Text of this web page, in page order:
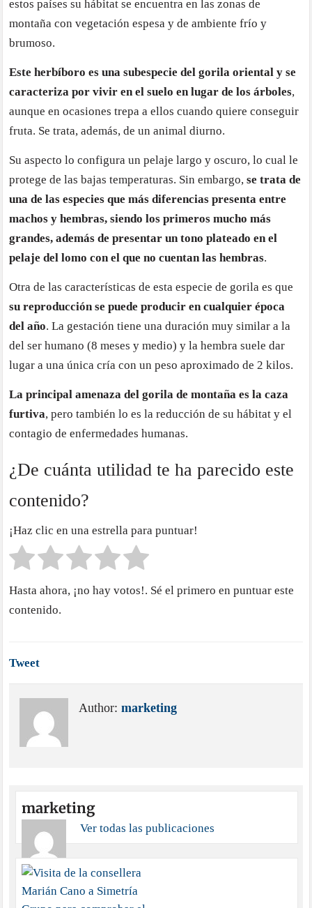
estos países su hábitat se encuentra en las zonas de
montaña con vegetación espesa y de ambiente frío y
brumoso.
Este herbíboro es una subespecie del gorila oriental y se
caracteriza por vivir en el suelo en lugar de los árboles,
aunque en ocasiones trepa a ellos cuando quiere conseguir
fruta. Se trata, además, de un animal diurno.
Su aspecto lo configura un pelaje largo y oscuro, lo cual le
protege de las bajas temperaturas. Sin embargo,se trata de
una de las especies que más diferencias presenta entre
machos y hembras, siendo los primeros mucho más
grandes, además de presentar un tono plateado en el
pelaje del lomo con el que no cuentan las hembras.
Otra de las características de esta especie de gorila es que
su reproducción se puede producir en cualquier época
del año. La gestación tiene una duración muy similar a la
del ser humano (8 meses y medio) y la hembra suele dar
lugar a una única cría con un peso aproximado de 2 kilos.
La principal amenaza del gorila de montaña es la caza
furtiva, pero también lo es la reducción de su hábitat y el
contagio de enfermedades humanas.
¿De cuánta utilidad te ha parecido este
contenido?
¡Haz clic en una estrella para puntuar!
Hasta ahora, ¡no hay votos!. Sé el primero en puntuar este
contenido.
Tweet
Author:marketing
marketing
Ver todas las publicaciones